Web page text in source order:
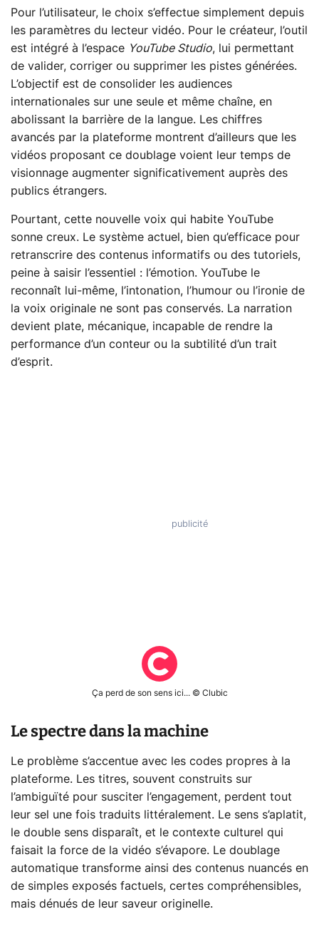
Pour l’utilisateur, le choix s’effectue simplement depuis
les paramètres du lecteur vidéo. Pour le créateur, l’outil
est intégré à l’espace YouTube Studio, lui permettant
de valider, corriger ou supprimer les pistes générées.
L’objectif est de consolider les audiences
internationales sur une seule et même chaîne, en
abolissant la barrière de la langue. Les chiffres
avancés par la plateforme montrent d’ailleurs que les
vidéos proposant ce doublage voient leur temps de
visionnage augmenter significativement auprès des
publics étrangers.
Pourtant, cette nouvelle voix qui habite YouTube
sonne creux. Le système actuel, bien qu’efficace pour
retranscrire des contenus informatifs ou des tutoriels,
peine à saisir l’essentiel : l’émotion. YouTube le
reconnaît lui‑même, l’intonation, l’humour ou l’ironie de
la voix originale ne sont pas conservés. La narration
devient plate, mécanique, incapable de rendre la
performance d’un conteur ou la subtilité d’un trait
d’esprit.
Ça perd de son sens ici... © Clubic
Le spectre dans la machine
Le problème s’accentue avec les codes propres à la
plateforme. Les titres, souvent construits sur
l’ambiguïté pour susciter l’engagement, perdent tout
leur sel une fois traduits littéralement. Le sens s’aplatit,
le double sens disparaît, et le contexte culturel qui
faisait la force de la vidéo s’évapore. Le doublage
automatique transforme ainsi des contenus nuancés en
de simples exposés factuels, certes compréhensibles,
mais dénués de leur saveur originelle.